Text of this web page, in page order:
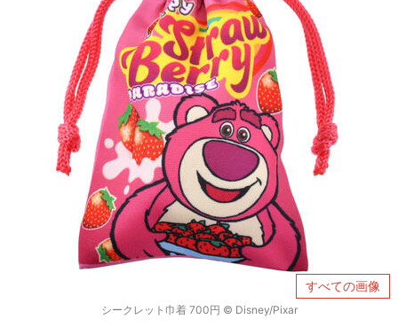
すべての画像
シークレット巾着 700円 © Disney/Pixar